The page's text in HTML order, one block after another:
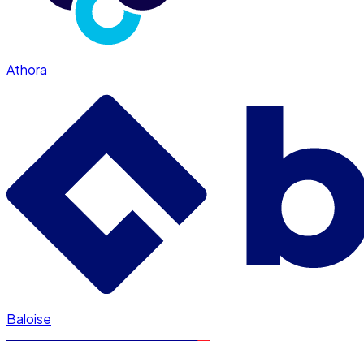
Athora
Baloise